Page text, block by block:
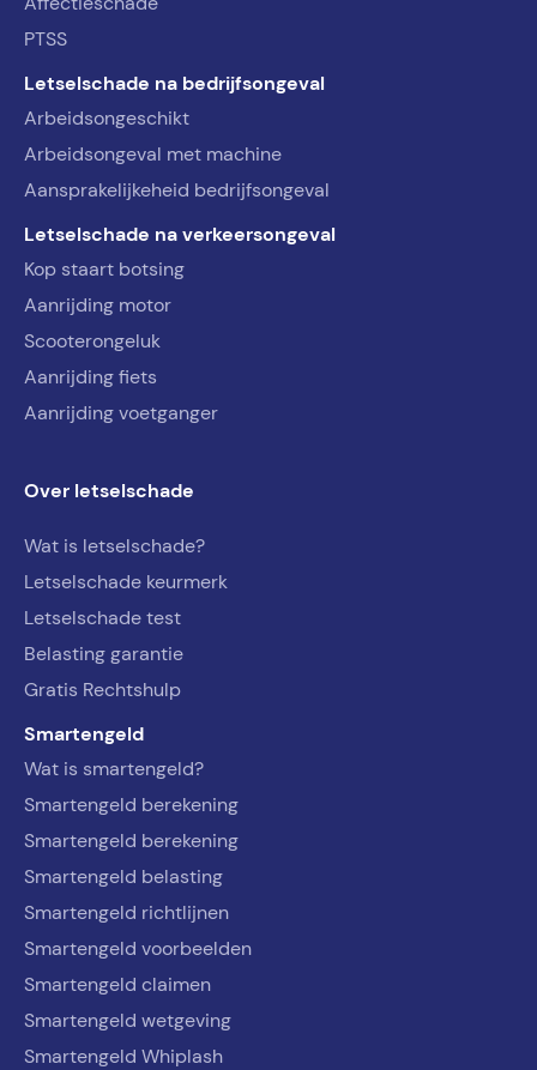
PTSS
Letselschade na bedrijfsongeval
Arbeidsongeschikt
Arbeidsongeval met machine
Aansprakelijkeheid bedrijfsongeval
Letselschade na verkeersongeval
Kop staart botsing
Aanrijding motor
Scooterongeluk
Aanrijding fiets
Aanrijding voetganger
Over letselschade
Wat is letselschade?
Letselschade keurmerk
Letselschade test
Belasting garantie
Gratis Rechtshulp
Smartengeld
Wat is smartengeld?
Smartengeld berekening
Smartengeld berekening
Smartengeld belasting
Smartengeld richtlijnen
Smartengeld voorbeelden
Smartengeld claimen
Smartengeld wetgeving
Smartengeld Whiplash